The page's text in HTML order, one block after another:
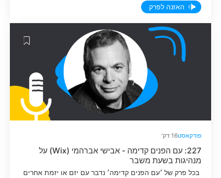
האזנה לפרק
פודקאסט16 דק'
227: עם הפנים קדימה - אבישי אברהמי (Wix) על
מנהיגות בשעת משבר
בכל פרק של ׳עם הפנים קדימה׳ נדבר עם יזם או יזמת אחרים